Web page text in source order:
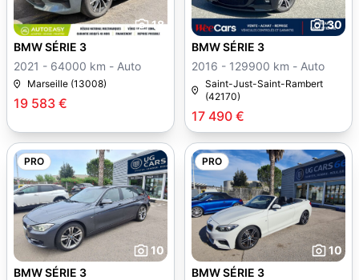
18
19 583 €
BMW SÉRIE 3
2021 - 64000 km - Auto
Marseille (13008)
30
17 490 €
BMW SÉRIE 3
2016 - 129900 km - Auto
Saint-Just-Saint-Rambert
(42170)
PRO
10
BMW SÉRIE 3
PRO
10
BMW SÉRIE 3